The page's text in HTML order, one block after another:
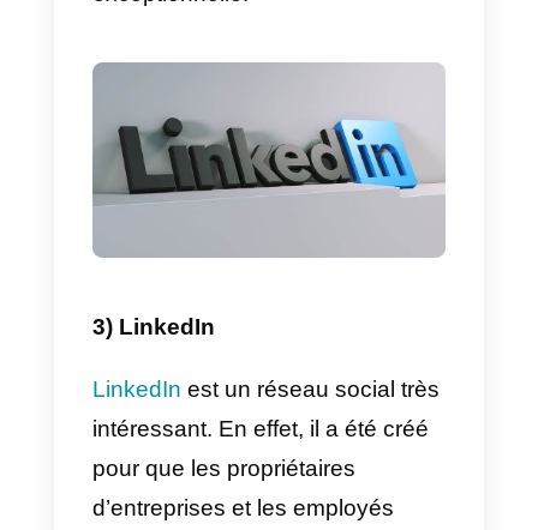
donc en tenir compte lorsque
vous demandez des services.
2) Callbell
Callbellest un outil qui se